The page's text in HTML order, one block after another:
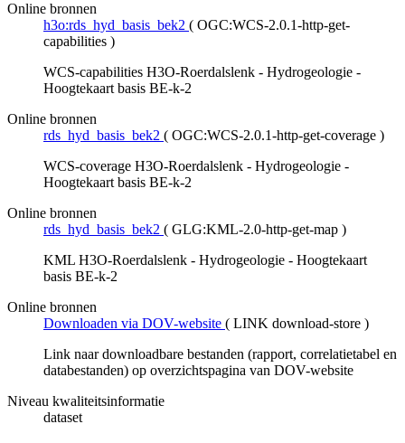
Online bronnen
h3o:rds_hyd_basis_bek2 ( OGC:WCS-2.0.1-http-get-
capabilities )
WCS-capabilities H3O-Roerdalslenk - Hydrogeologie -
Hoogtekaart basis BE-k-2
Online bronnen
rds_hyd_basis_bek2 ( OGC:WCS-2.0.1-http-get-coverage )
WCS-coverage H3O-Roerdalslenk - Hydrogeologie -
Hoogtekaart basis BE-k-2
Online bronnen
rds_hyd_basis_bek2 ( GLG:KML-2.0-http-get-map )
KML H3O-Roerdalslenk - Hydrogeologie - Hoogtekaart
basis BE-k-2
Online bronnen
Downloaden via DOV-website ( LINK download-store )
Link naar downloadbare bestanden (rapport, correlatietabel en
databestanden) op overzichtspagina van DOV-website
Niveau kwaliteitsinformatie
dataset